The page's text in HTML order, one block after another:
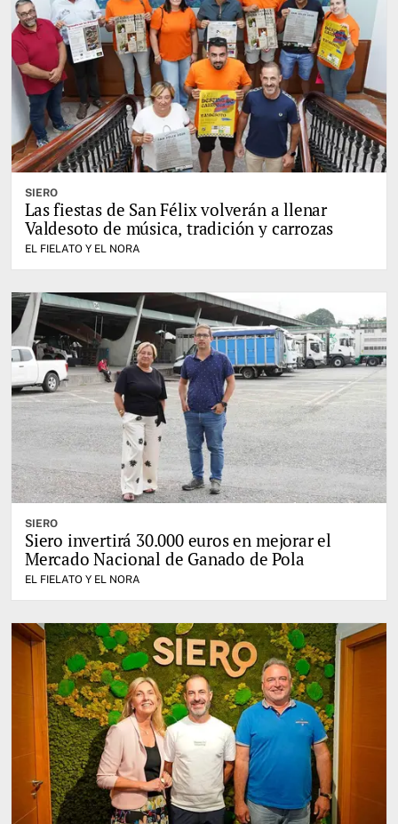
SIERO
Las fiestas de San Félix volverán a llenar
Valdesoto de música, tradición y carrozas
EL FIELATO Y EL NORA
SIERO
Siero invertirá 30.000 euros en mejorar el
Mercado Nacional de Ganado de Pola
EL FIELATO Y EL NORA